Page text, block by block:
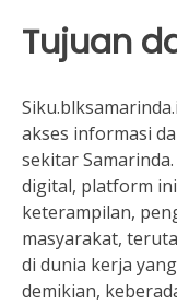
Tujuan
akses informasi
sekitar
digital, platform
keterampilan,
masyarakat,
di dunia kerja
demikian,